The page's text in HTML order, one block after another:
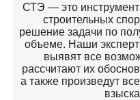
СТЭ — это
строительных
решение задачи по
объеме. Наши
выявят все
рассчитают их
а также произведут